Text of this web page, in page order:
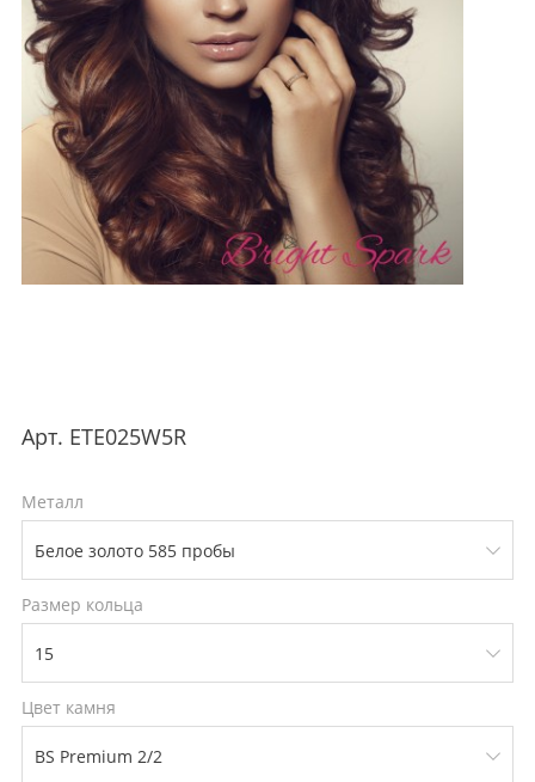
Арт. ETE025W5R
Металл
Размер кольца
Цвет камня